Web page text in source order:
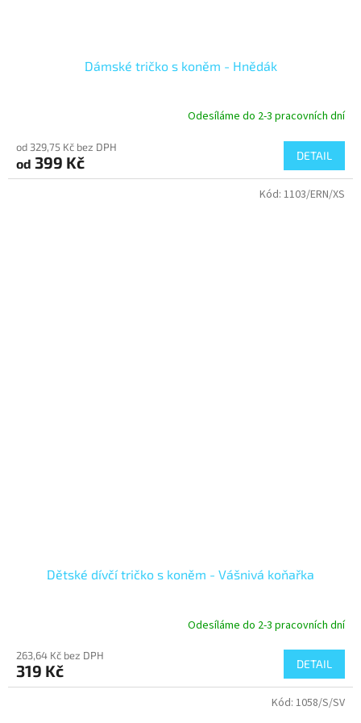
Dámské tričko s koněm - Hnědák
produktu
je
4,7
Odesíláme do 2-3 pracovních dní
od 329,75 Kč bez DPH
od 399 Kč DETAIL
Dětské dívčí tričko s koněm - Vášnivá koňařka
Odesíláme do 2-3 pracovních dní
263,64 Kč bez DPH
319 Kč DETAIL
Kód: 1103/ERN/XS
Kód: 1058/S/SV